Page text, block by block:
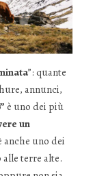
”: quante
annunci,
è uno dei più
un
anche uno dei
terre alte.